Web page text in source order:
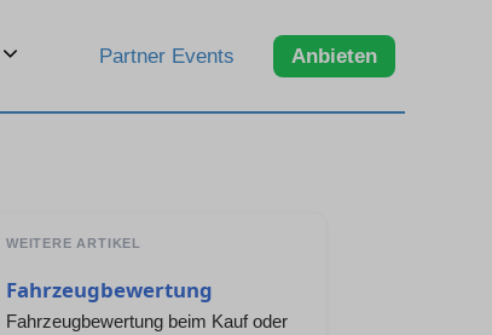
Partner Events Anbieten
WEITERE ARTIKEL
Fahrzeugbewertung
Fahrzeugbewertung beim Kauf oder